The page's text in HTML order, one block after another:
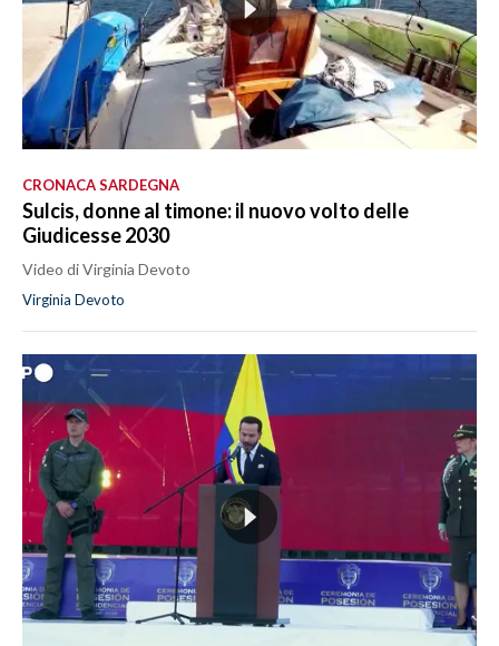
CRONACA SARDEGNA
Sulcis, donne al timone: il nuovo volto delle
Giudicesse 2030
Video di Virginia Devoto
Virginia Devoto